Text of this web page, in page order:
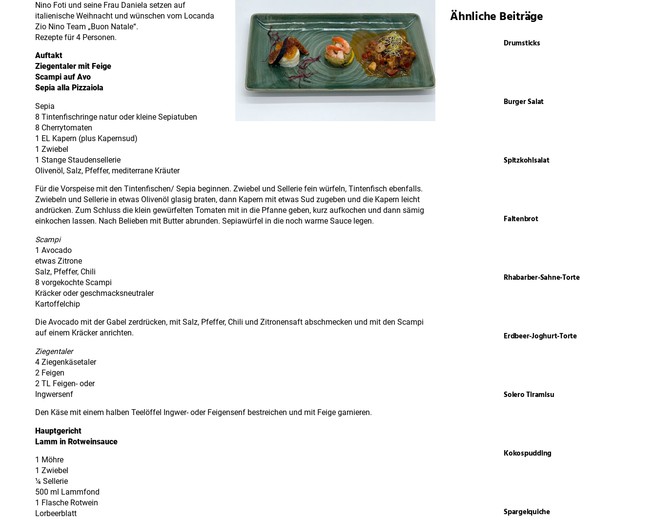
Nino Foti und seine Frau Daniela setzen auf
italienische Weihnacht und wünschen vom Locanda
Zio Nino Team „Buon Natale“.
Rezepte für 4 Personen.
Auftakt
Ziegentaler mit Feige
Scampi auf Avo
Sepia alla Pizzaiola
Sepia
8 Tintenfischringe natur oder kleine Sepiatuben
8 Cherrytomaten
1 EL Kapern (plus Kapernsud)
1 Zwiebel
1 Stange Staudensellerie
Olivenöl, Salz, Pfeffer, mediterrane Kräuter
Für die Vorspeise mit den Tintenfischen/ Sepia beginnen. Zwiebel und Sellerie fein würfeln, Tintenfisch ebenfalls.
Zwiebeln und Sellerie in etwas Olivenöl glasig braten, dann Kapern mit etwas Sud zugeben und die Kapern leicht
andrücken. Zum Schluss die klein gewürfelten Tomaten mit in die Pfanne geben, kurz aufkochen und dann sämig
einkochen lassen. Nach Belieben mit Butter abrunden. Sepiawürfel in die noch warme Sauce legen.
Scampi
1 Avocado
etwas Zitrone
Salz, Pfeffer, Chili
8 vorgekochte Scampi
Kräcker oder geschmacksneutraler
Kartoffelchip
Die Avocado mit der Gabel zerdrücken, mit Salz, Pfeffer, Chili und Zitronensaft abschmecken und mit den Scampi
auf einem Kräcker anrichten.
Ziegentaler
4 Ziegenkäsetaler
2 Feigen
2 TL Feigen- oder
Ingwersenf
Den Käse mit einem halben Teelöffel Ingwer- oder Feigensenf bestreichen und mit Feige garnieren.
Hauptgericht
Lamm in Rotweinsauce
1 Möhre
1 Zwiebel
¼ Sellerie
500 ml Lammfond
1 Flasche Rotwein
Lorbeerblatt
Ähnliche Beiträge
Drumsticks
Burger Salat
Spitzkohlsalat
Faltenbrot
Rhabarber-Sahne-Torte
Erdbeer-Joghurt-Torte
Solero Tiramisu
Kokospudding
Spargelquiche